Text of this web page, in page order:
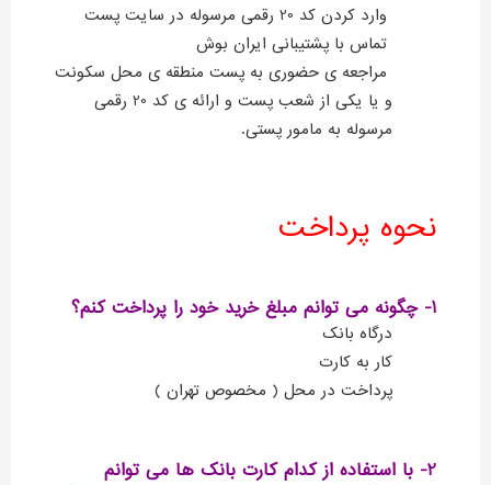
وارد کردن کد 20 رقمی مرسوله در سایت پست
تماس با پشتیبانی ایران بوش
مراجعه ی حضوری به پست منطقه ی محل سکونت
و یا یکی از شعب پست و ارائه ی کد 20 رقمی
مرسوله به مامور پستی.
نحوه پرداخت
1- چگونه می توانم مبلغ خرید خود را پرداخت کنم؟
درگاه بانک
کار به کارت
پرداخت در محل ( مخصوص تهران )
2- با استفاده از کدام کارت بانک ها می توانم